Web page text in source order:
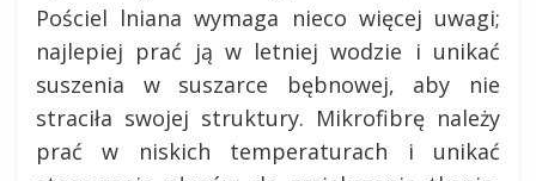
Pościel lniana wymaga nieco więcej uwagi;
najlepiej prać ją w letniej wodzie i unikać
suszenia w suszarce bębnowej, aby nie
straciła swojej struktury. Mikrofibrę należy
prać w niskich temperaturach i unikać